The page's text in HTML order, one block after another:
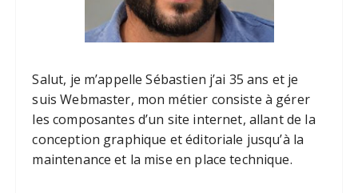
Salut, je m’appelle Sébastien j’ai 35 ans et je
suis Webmaster, mon métier consiste à gérer
les composantes d’un site internet, allant de la
conception graphique et éditoriale jusqu’à la
maintenance et la mise en place technique.